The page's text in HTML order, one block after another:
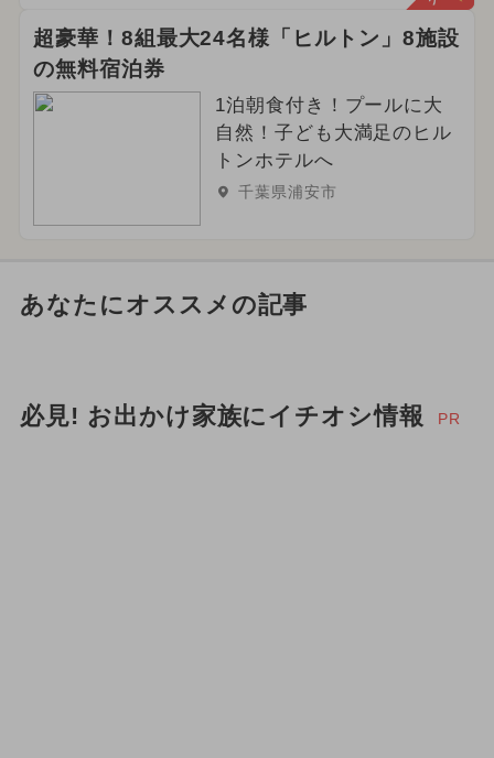
超豪華！8組最大24名様「ヒルトン」8施設
の無料宿泊券
1泊朝食付き！プールに大
自然！子ども大満足のヒル
トンホテルへ
千葉県浦安市
あなたにオススメの記事
必見! お出かけ家族にイチオシ情報 PR